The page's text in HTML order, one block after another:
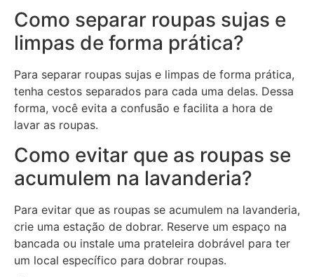
Como separar roupas sujas e
limpas de forma prática?
Para separar roupas sujas e limpas de forma prática,
tenha cestos separados para cada uma delas. Dessa
forma, você evita a confusão e facilita a hora de
lavar as roupas.
Como evitar que as roupas se
acumulem na lavanderia?
Para evitar que as roupas se acumulem na lavanderia,
crie uma estação de dobrar. Reserve um espaço na
bancada ou instale uma prateleira dobrável para ter
um local específico para dobrar roupas.